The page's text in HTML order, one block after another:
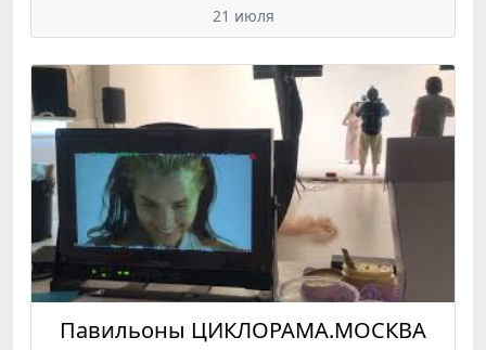
21 июля
Павильоны ЦИКЛОРАМА.МОСКВА